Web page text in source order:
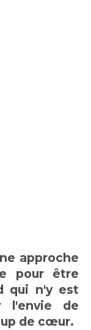
approche
pour être
qui n'y est
l'envie de
de cœur.